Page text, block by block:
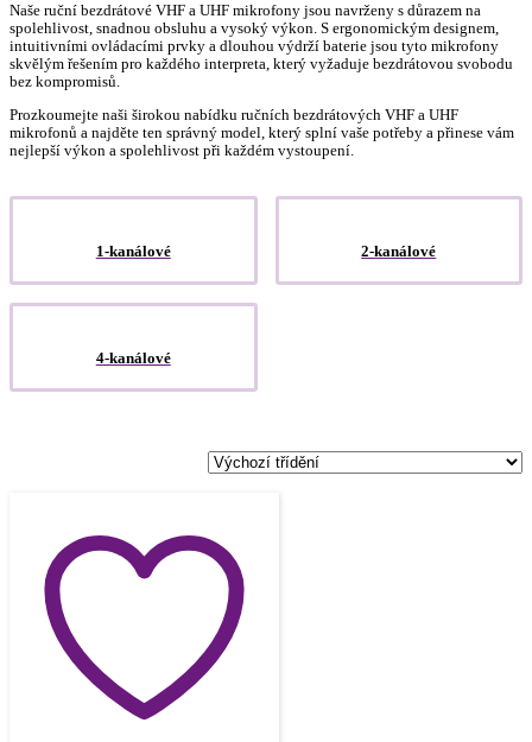
Naše ruční bezdrátové VHF a UHF mikrofony jsou navrženy s důrazem na
spolehlivost, snadnou obsluhu a vysoký výkon. S ergonomickým designem,
intuitivními ovládacími prvky a dlouhou výdrží baterie jsou tyto mikrofony
skvělým řešením pro každého interpreta, který vyžaduje bezdrátovou svobodu
bez kompromisů.
Prozkoumejte naši širokou nabídku ručních bezdrátových VHF a UHF
mikrofonů a najděte ten správný model, který splní vaše potřeby a přinese vám
nejlepší výkon a spolehlivost při každém vystoupení.
1-kanálové 2-kanálové
4-kanálové